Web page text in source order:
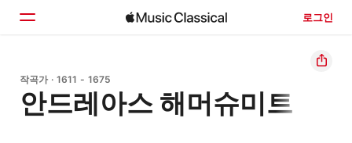
로그인
홈
둘러보기
작곡가 · 1611 - 1675
안드레아스 해머슈미트